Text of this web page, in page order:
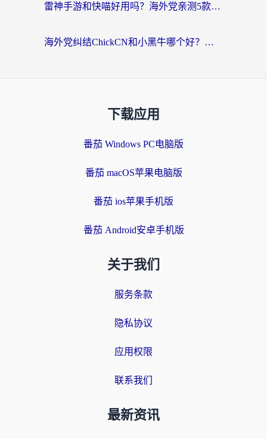
雷神手游和快喵好用吗？海外党亲测5款回国加速器，附斧牛Bling对比+微信视频号解决办法
海外党纠结ChickCN和小黑牛哪个好？一篇帮你选对回国加速器的实用指南
下载应用
番茄 Windows PC电脑版
番茄 macOS苹果电脑版
番茄 ios苹果手机版
番茄 Android安卓手机版
关于我们
服务条款
隐私协议
应用权限
联系我们
最新资讯